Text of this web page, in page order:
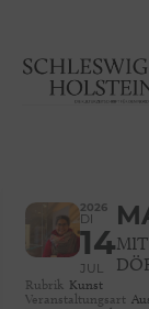
2026
DI
14
JUL
Rubrik Kunst
Veranstaltungsart